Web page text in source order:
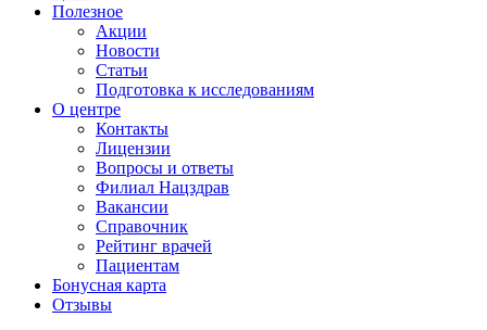
Полезное
Акции
Новости
Статьи
Подготовка к исследованиям
О центре
Контакты
Лицензии
Вопросы и ответы
Филиал Нацздрав
Вакансии
Справочник
Рейтинг врачей
Пациентам
Бонусная карта
Отзывы